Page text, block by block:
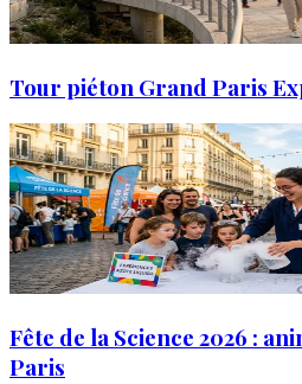
Tour piéton Grand Paris
Fête de la Science 2026 :
Paris